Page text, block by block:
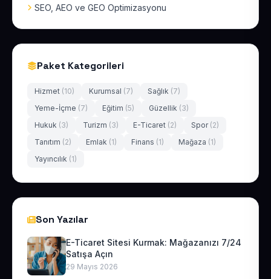
SEO, AEO ve GEO Optimizasyonu
Paket Kategorileri
Hizmet (10) Kurumsal (7) Sağlık (7)
Yeme-İçme (7) Eğitim (5) Güzellik (3)
Hukuk (3) Turizm (3) E-Ticaret (2) Spor (2)
Tanıtım (2) Emlak (1) Finans (1) Mağaza (1)
Yayıncılık (1)
Son Yazılar
E-Ticaret Sitesi Kurmak: Mağazanızı 7/24
Satışa Açın
29 Mayıs 2026